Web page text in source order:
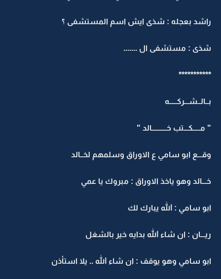
راشد بعجله : شذى ايش اسم المستشفى ؟
شذى : مستشفى ال .......
***********
بــالــشـــركـــــه
" مـــــكـــتب خــــــــــالد "
وقـــع ابو سامي ع الاوراق وسلمهم لخــالد
خـــالد وهو ياخذ الاوراق : مبروك يا عمي
ابو سامي : الله يبارك لك
ريـــان : ان شاء الله بدايه خير بالشغل
ابو سامي وهو يوقف : ان شاء الله .. يلا استأذن